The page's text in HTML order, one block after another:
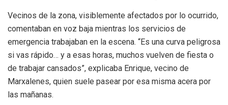
Vecinos de la zona, visiblemente afectados por lo ocurrido,
comentaban en voz baja mientras los servicios de
emergencia trabajaban en la escena. “Es una curva peligrosa
si vas rápido… y a esas horas, muchos vuelven de fiesta o
de trabajar cansados”, explicaba Enrique, vecino de
Marxalenes, quien suele pasear por esa misma acera por
las mañanas.